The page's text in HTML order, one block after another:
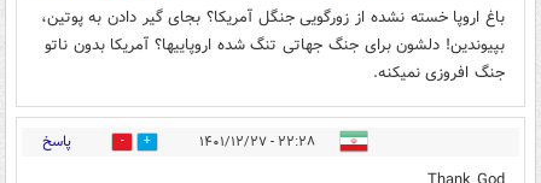
باغ اروپا خسته نشده از زورگویی جنگل آمریکا؟ بجای گیر دادن به پوتین،
بپیوندین! دلشون برای جنگ جهاتی تنگ شده اروپاييها؟ آمریکا بدون ناتو
جنگ افروزی نمیکنه.
۲۲:۲۸ - ۱۴۰۱/۱۲/۲۷ 0 پاسخ